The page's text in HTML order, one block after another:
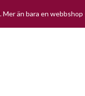
än bara en